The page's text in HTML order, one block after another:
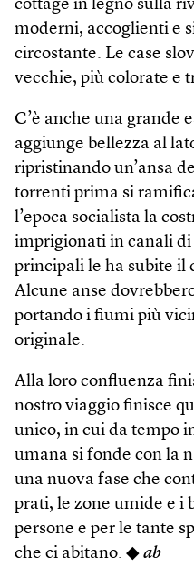
cottage in legno sulla
moderni, accoglienti e
circostante. Le case
vecchie, più colorate e
C’è anche una grande
aggiunge bellezza al
ripristinando un’ansa
torrenti prima si
l’epoca socialista la
imprigionati in canali
principali le ha subite il
Alcune anse
portando i fiumi più
originale.
Alla loro confluenza
nostro viaggio finisce
unico, in cui da tempo
umana si fonde con la
una nuova fase che
prati, le zone umide e i
persone e per le tante
che ci abitano. ◆ ab